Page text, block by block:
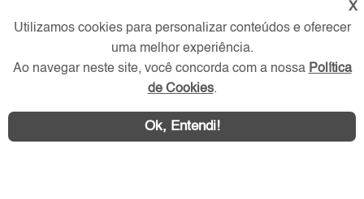
X
Utilizamos cookies para personalizar conteúdos e oferecer
uma melhor experiência.
Ao navegar neste site, você concorda com a nossa Política
de Cookies.
Ok, Entendi!